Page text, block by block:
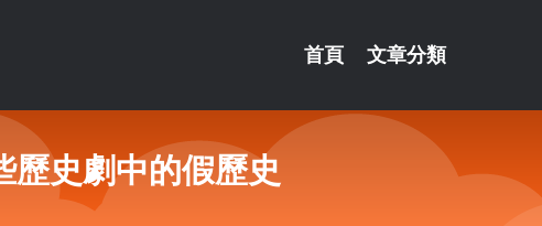
首頁 文章分類
歷史劇中的假歷史